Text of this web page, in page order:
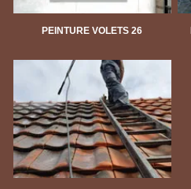
PEINTURE VOLETS 26